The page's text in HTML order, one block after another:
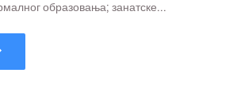
образовања; занатске...